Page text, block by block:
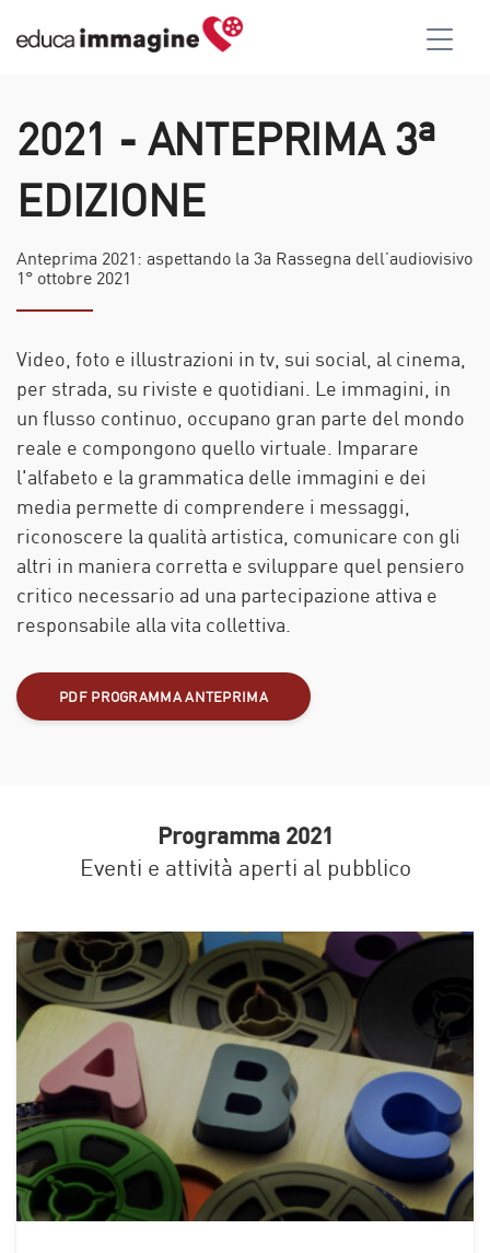
2021 - ANTEPRIMA 3ª
EDIZIONE
Anteprima 2021: aspettando la 3a Rassegna dell’audiovisivo
1° ottobre 2021
Video, foto e illustrazioni in tv, sui social, al cinema,
per strada, su riviste e quotidiani. Le immagini, in
un flusso continuo, occupano gran parte del mondo
reale e compongono quello virtuale. Imparare
l'alfabeto e la grammatica delle immagini e dei
media permette di comprendere i messaggi,
riconoscere la qualità artistica, comunicare con gli
altri in maniera corretta e sviluppare quel pensiero
critico necessario ad una partecipazione attiva e
responsabile alla vita collettiva.
PDF PROGRAMMA ANTEPRIMA
Programma 2021
Eventi e attività aperti al pubblico